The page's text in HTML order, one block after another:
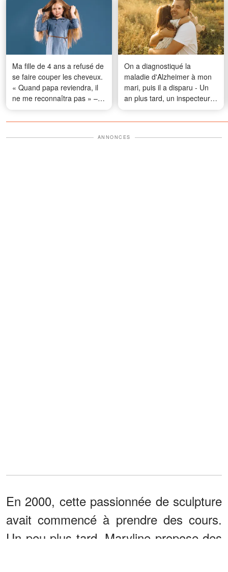
Ma fille de 4 ans a refusé de
se faire couper les cheveux.
« Quand papa reviendra, il
ne me reconnaîtra pas » –
Mais mon mari est décédé il
y a longtemps
On a diagnostiqué la
maladie d'Alzheimer à mon
mari, puis il a disparu - Un
an plus tard, un inspecteur a
frappé à ma porte et m'a dit :
« Madame… Il a payé un
son diagnostic. »
ANNONCES
En 2000, cette passionnée de sculpture
avait commencé à prendre des cours.
Un peu plus tard, Maryline propose des